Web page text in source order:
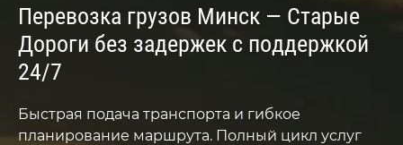
Перевозка грузов Минск — Старые
Дороги без задержек с поддержкой
24/7
Быстрая подача транспорта и гибкое
планирование маршрута. Полный цикл услуг